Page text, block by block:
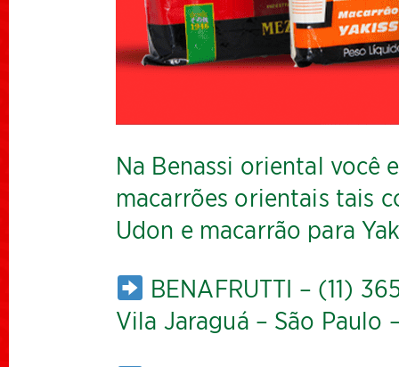
Na Benassi oriental você
macarrões orientais tais
Udon e macarrão para
BENAFRUTTI – (11)
Vila Jaraguá – São Paulo